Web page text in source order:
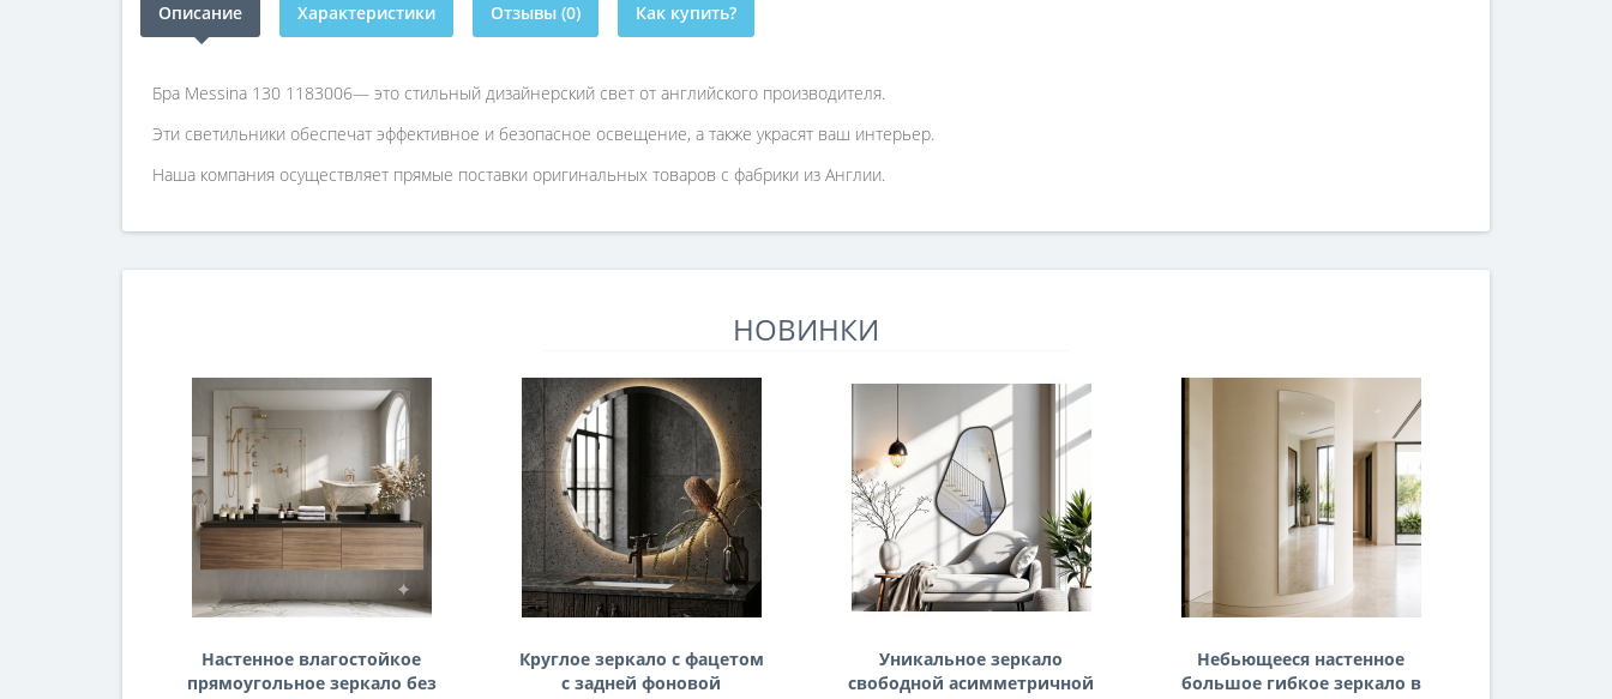
Описание Характеристики Отзывы (0) Как купить?
Бра Messina 130 1183006— это стильный дизайнерский свет от английского производителя.
Эти светильники обеспечат эффективное и безопасное освещение, а также украсят ваш интерьер.
Наша компания осуществляет прямые поставки оригинальных товаров с фабрики из Англии.
НОВИНКИ
Настенное влагостойкое
прямоугольное зеркало без
Круглое зеркало с фацетом
с задней фоновой
Уникальное зеркало
свободной асимметричной
Небьющееся настенное
большое гибкое зеркало в